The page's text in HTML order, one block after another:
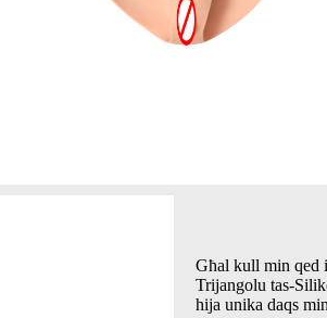
Għal kull min qed
Trijangolu tas-
hija unika daqs